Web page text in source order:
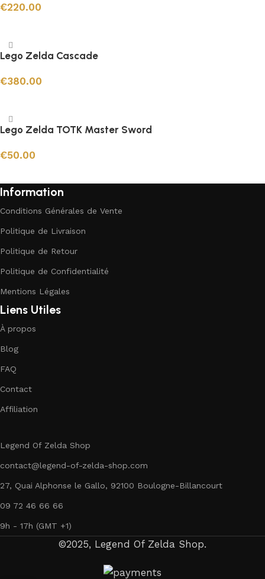
€220.00
Lego Zelda Cascade
€380.00
Lego Zelda TOTK Master Sword
€50.00
Information
Conditions Générales de Vente
Politique de Livraison
Politique de Retour
Politique de Confidentialité
Mentions Légales
Liens Utiles
À propos
Blog
FAQ
Contact
Affiliation
Legend Of Zelda Shop
contact@legend-of-zelda-shop.com
27, Quai Alphonse le Gallo, 92100 Boulogne-Billancourt
09 72 46 66 66
9h - 17h (GMT +1)
©2025, Legend Of Zelda Shop.